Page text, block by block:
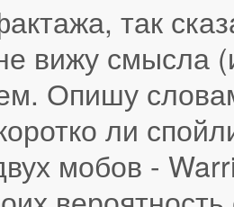
так
вижу смысла
Опишу
ли
мобов -